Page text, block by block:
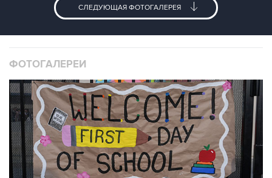
СЛЕДУЮЩАЯ ФОТОГАЛЕРЕЯ
ФОТОГАЛЕРЕИ